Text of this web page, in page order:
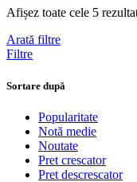
Afișez toate cele 5
Arată filtre
Filtre
Sortare după
Popularitate
Notă medie
Noutate
Pret crescator
Pret descrescator